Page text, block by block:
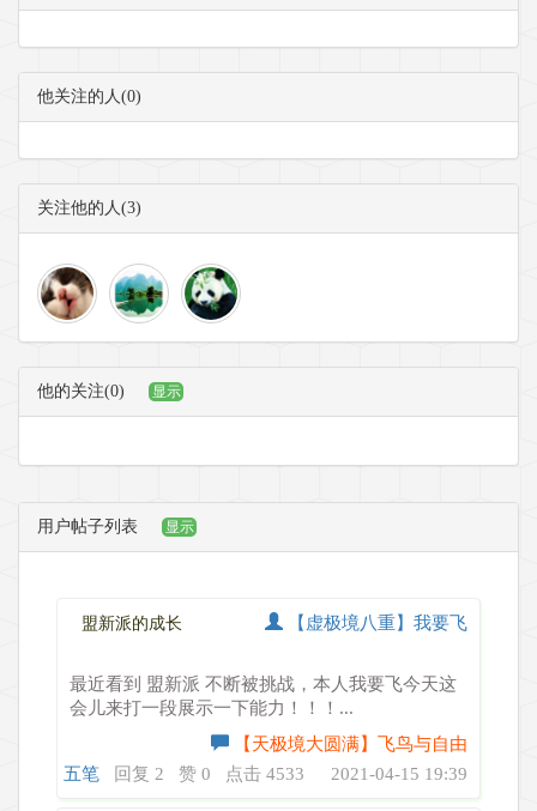
他关注的人(0)
关注他的人(3)
他的关注(0) 显示
用户帖子列表 显示
盟新派的成长 【虚极境八重】我要飞
最近看到 盟新派 不断被挑战，本人我要飞今天这
会儿来打一段展示一下能力！！！...
【天极境大圆满】飞鸟与自由
2021-04-15 19:39
五笔 回复 2 赞 0 点击 4533